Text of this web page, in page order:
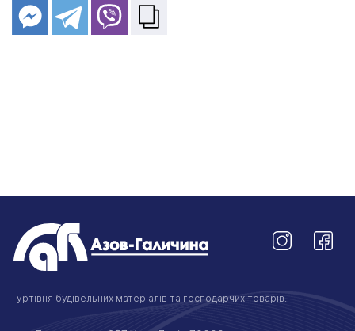
Гуртівня будівельних матеріалів та господарчих товарів.